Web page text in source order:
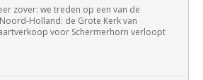
zover: we treden op een van de
Holland: de Grote Kerk van
voor Schermerhorn verloopt